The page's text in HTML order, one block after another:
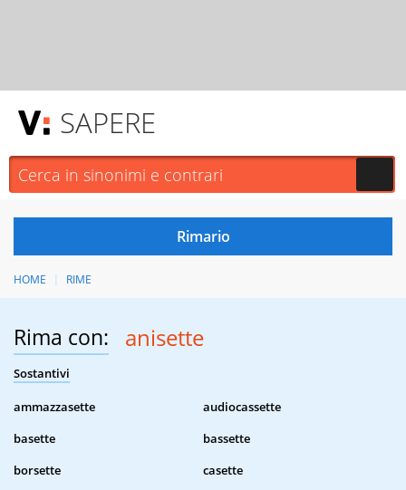
SAPERE
HOME RIME
Rima con: anisette
Sostantivi
ammazzasette
audiocassette
basette
bassette
borsette
casette